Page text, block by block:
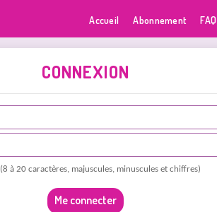
Accueil Abonnement FAQ
CONNEXION
(8 à 20 caractères, majuscules, minuscules et chiffres)
Me connecter